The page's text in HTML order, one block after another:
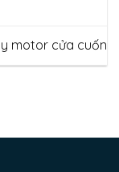
motor cửa cuốn